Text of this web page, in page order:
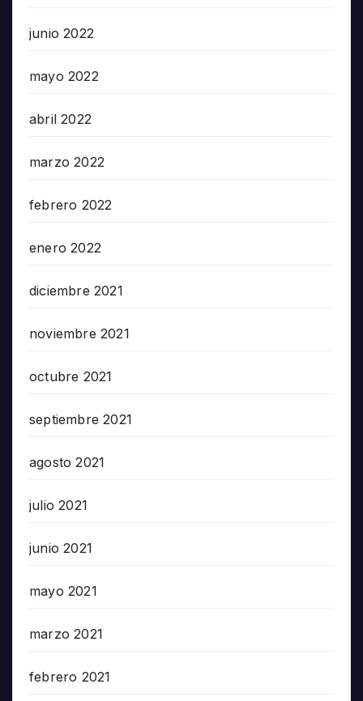
junio 2022
mayo 2022
abril 2022
marzo 2022
febrero 2022
enero 2022
diciembre 2021
noviembre 2021
octubre 2021
septiembre 2021
agosto 2021
julio 2021
junio 2021
mayo 2021
marzo 2021
febrero 2021